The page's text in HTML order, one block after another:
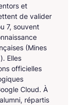
et
de valider
7, souvent
(Mines
Elles
officielles
Cloud. À
répartis